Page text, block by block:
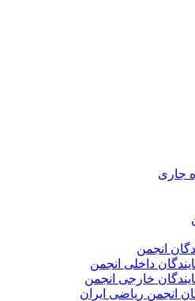
جاری
انجمن
داخلی انجمن
خارجی انجمن
انجمن ریاضی ایران